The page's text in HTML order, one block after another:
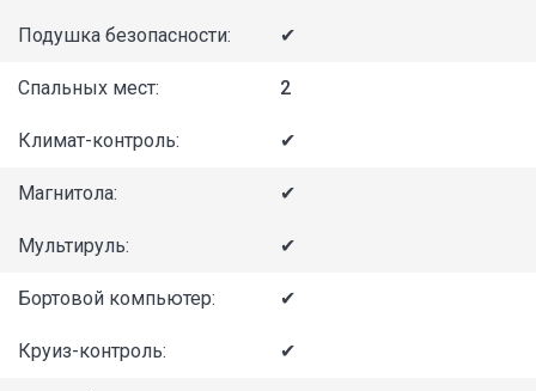
Подушка безопасности: ✔
Спальных мест: 2
Климат-контроль: ✔
Магнитола: ✔
Мультируль: ✔
Бортовой компьютер: ✔
Круиз-контроль: ✔